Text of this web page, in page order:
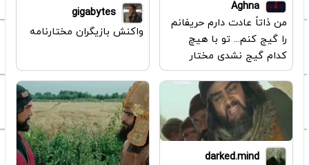
Aghna
من ذاتاً عادت دارم حریفانم
را گیج کنم... تو با هیچ
کدام گیج نشدی مختار
gigabytes
واکنش بازیگران مختارنامه
darked.mind